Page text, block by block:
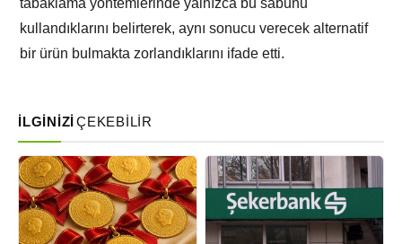
kullandıklarını belirterek, aynı sonucu verecek alternatif
bir ürün bulmakta zorlandıklarını ifade etti.
İLGİNİZİÇEKEBİLİR